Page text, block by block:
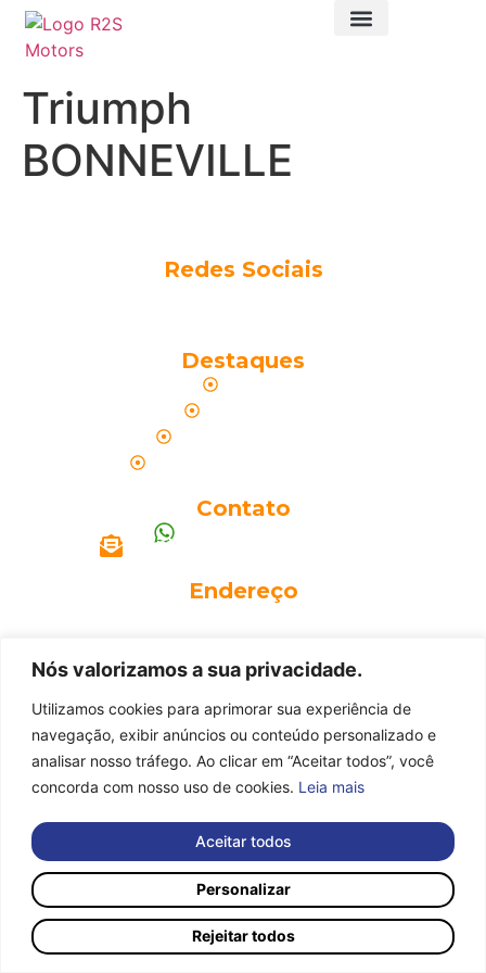
Nós valorizamos a sua privacidade.
Utilizamos cookies para aprimorar sua experiência de
navegação, exibir anúncios ou conteúdo personalizado e
analisar nosso tráfego. Ao clicar em “Aceitar todos”, você
concorda com nosso uso de cookies. Leia mais
Personalizar
Rejeitar todos
Aceitar todos
Triumph
BONNEVILLE
Redes Sociais
Destaques
Contato
contato@r2smotors.com.br
Endereço